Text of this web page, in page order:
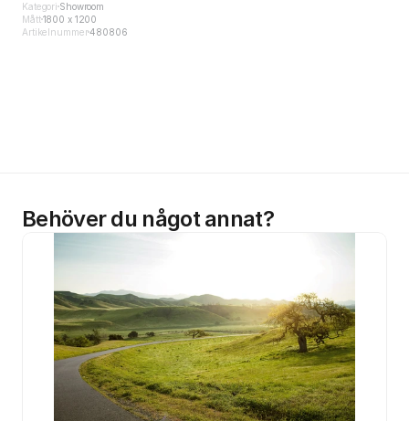
Kategori Showroom
Mått1800 x 1200
Artikelnummer480806
Behöver du något annat?